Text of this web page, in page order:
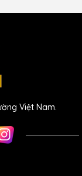
Việt Nam.